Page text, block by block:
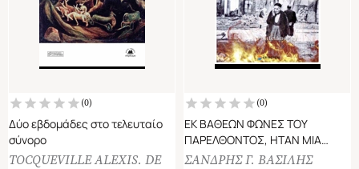
(0)
Δύο εβδομάδες στο τελευταίο
σύνορο
TOCQUEVILLE ALEXIS. DE
(0)
ΕΚ ΒΑΘΕΩΝ ΦΩΝΕΣ ΤΟΥ
ΠΑΡΕΛΘΟΝΤΟΣ, ΗΤΑΝ ΜΙΑ
ΕΠΟΧΗ ΦΩΤΙΑΣ!
ΣΑΝΔΡΗΣ Γ. ΒΑΣΙΛΗΣ